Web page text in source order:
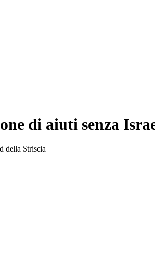
di aiuti senza
della Striscia